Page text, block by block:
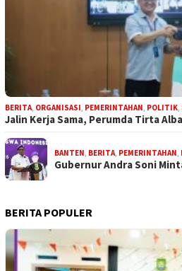
BERITA ORGANISASI PEMERINTAHAN POLITIK
Jalin Kerja Sama, Perumda Tirta
BANTEN BERITA PEMERINTAHAN
Gubernur Andra Soni
BERITA POPULER